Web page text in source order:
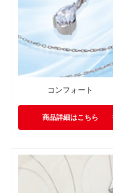
コンフォート
商品詳細はこちら